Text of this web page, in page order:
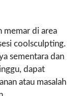
memar di area
coolsculpting.
sementara dan
dapat
atau masalah